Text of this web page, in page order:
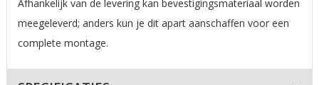
Afhankelijk van de levering kan bevestigingsmateriaal worden
meegeleverd; anders kun je dit apart aanschaffen voor een
complete montage.